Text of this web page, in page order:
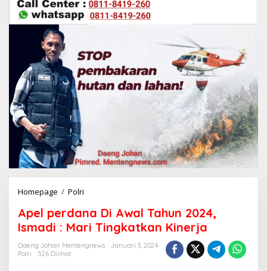
Homepage / Polri
e
l
p
e
Apel perdana Di Awal Tahun 2024,
Ismadi : Mari Tingkatkan Kinerja
Daeng Johan Mentengnews
Januari 3, 2024
Polri
526 Dilihat